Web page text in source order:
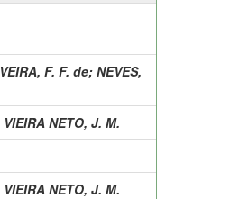
F. F. de; NEVES,
VIEIRA NETO, J. M.
VIEIRA NETO, J. M.